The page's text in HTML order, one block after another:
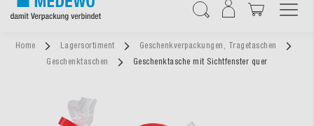
Home Lagersortiment
Geschenkverpackungen, Tragetaschen
Geschenktaschen
Geschenktasche mit Sichtfenster quer